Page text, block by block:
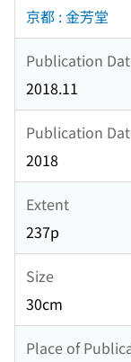
京都 : 金芳堂
Publication
2018.11
Publication
2018
Extent
237p
Size
30cm
Place of